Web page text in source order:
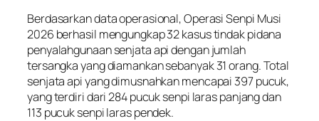
Berdasarkan data operasional, Operasi Senpi Musi
2026 berhasil mengungkap 32 kasus tindak pidana
penyalahgunaan senjata api dengan jumlah
tersangka yang diamankan sebanyak 31 orang. Total
senjata api yang dimusnahkan mencapai 397 pucuk,
yang terdiri dari 284 pucuk senpi laras panjang dan
113 pucuk senpi laras pendek.